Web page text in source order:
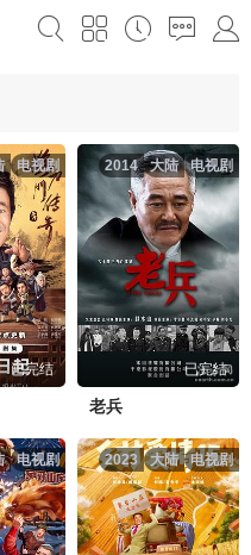
电视剧
已完结
电视剧
大陆
2014
已完结
老兵
电视剧 电视剧
大陆
2023